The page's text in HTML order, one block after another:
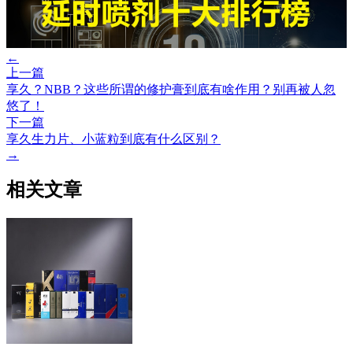
←
上一篇
享久？NBB？这些所谓的修护膏到底有啥作用？别再被人忽
悠了！
下一篇
享久生力片、小蓝粒到底有什么区别？
→
相关文章